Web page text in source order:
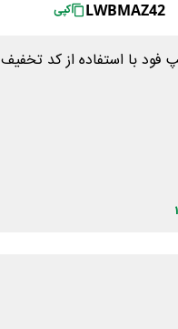
LWBMAZ42 کپی
فود با استفاده از کد تخفیف